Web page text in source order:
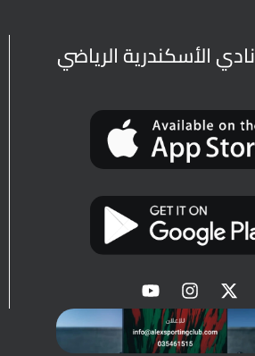
نادي الأسكندرية الرياضي